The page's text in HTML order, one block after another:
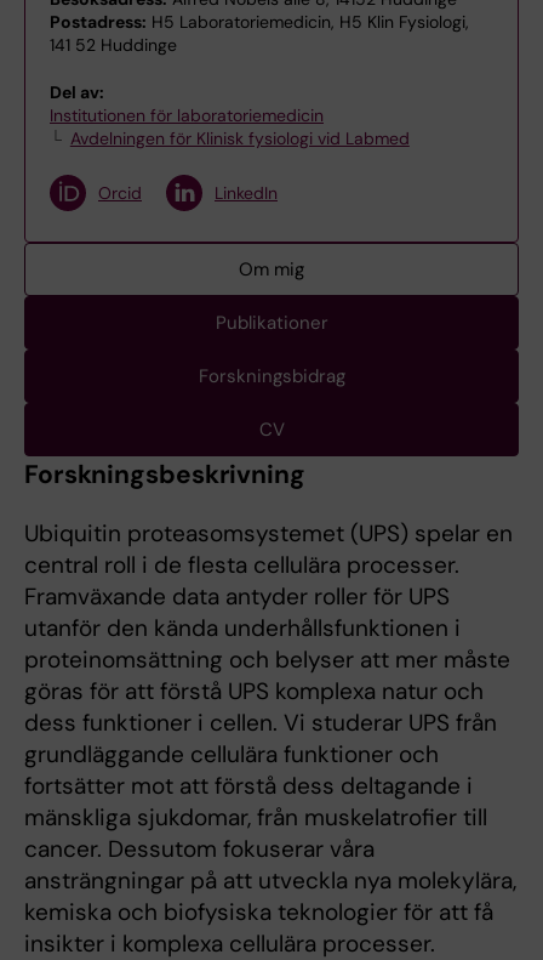
Postadress: H5 Laboratoriemedicin, H5 Klin Fysiologi,
141 52 Huddinge
Del av:
Institutionen för laboratoriemedicin
Avdelningen för Klinisk fysiologi vid Labmed
Orcid LinkedIn
Om mig
Publikationer
Forskningsbidrag
CV
Forskningsbeskrivning
Ubiquitin proteasomsystemet (UPS) spelar en
central roll i de flesta cellulära processer.
Framväxande data antyder roller för UPS
utanför den kända underhållsfunktionen i
proteinomsättning och belyser att mer måste
göras för att förstå UPS komplexa natur och
dess funktioner i cellen. Vi studerar UPS från
grundläggande cellulära funktioner och
fortsätter mot att förstå dess deltagande i
mänskliga sjukdomar, från muskelatrofier till
cancer. Dessutom fokuserar våra
ansträngningar på att utveckla nya molekylära,
kemiska och biofysiska teknologier för att få
insikter i komplexa cellulära processer.